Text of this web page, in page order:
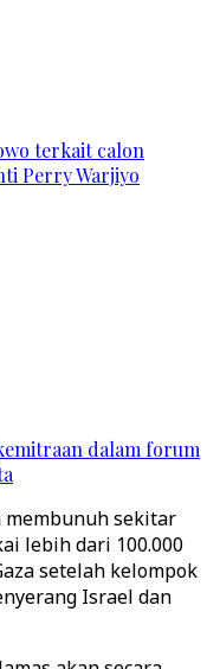
terkait calon
Perry Warjiyo
dalam forum
membunuh sekitar
lebih dari 100.000
setelah kelompok
Israel dan